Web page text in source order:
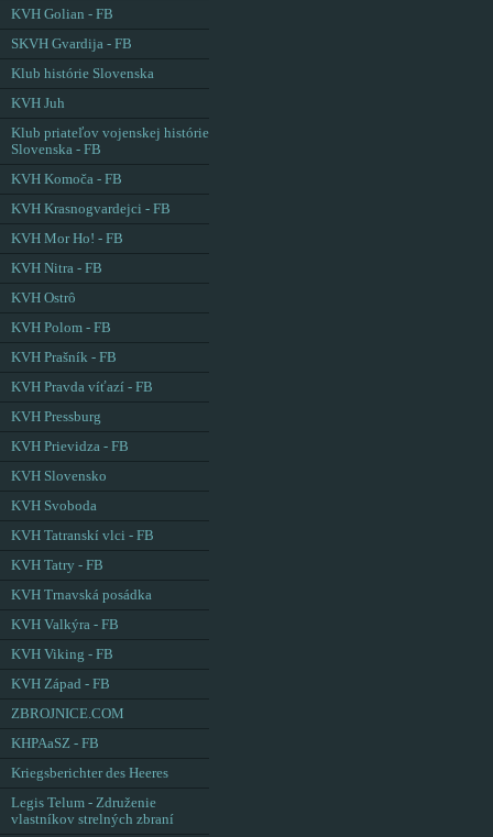
KVH Golian - FB
SKVH Gvardija - FB
Klub histórie Slovenska
KVH Juh
Klub priateľov vojenskej histórie
Slovenska - FB
KVH Komoča - FB
KVH Krasnogvardejci - FB
KVH Mor Ho! - FB
KVH Nitra - FB
KVH Ostrô
KVH Polom - FB
KVH Prašník - FB
KVH Pravda víťazí - FB
KVH Pressburg
KVH Prievidza - FB
KVH Slovensko
KVH Svoboda
KVH Tatranskí vlci - FB
KVH Tatry - FB
KVH Trnavská posádka
KVH Valkýra - FB
KVH Viking - FB
KVH Západ - FB
ZBROJNICE.COM
KHPAaSZ - FB
Kriegsberichter des Heeres
Legis Telum - Združenie
vlastníkov strelných zbraní